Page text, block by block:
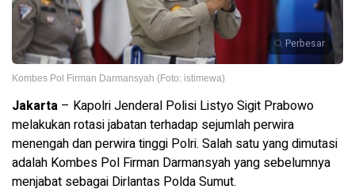
Perbesar
Kombes Pol Firman Darmansyah (Foto: istimewa)
Jakarta – Kapolri Jenderal Polisi Listyo Sigit Prabowo
melakukan rotasi jabatan terhadap sejumlah perwira
menengah dan perwira tinggi Polri. Salah satu yang dimutasi
adalah Kombes Pol Firman Darmansyah yang sebelumnya
menjabat sebagai Dirlantas Polda Sumut.